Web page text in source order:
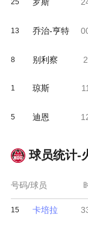
25
13 乔治-亨特
8 别利察
1 琼斯
5 迪恩
球员统计-
号码/球员
15 卡培拉